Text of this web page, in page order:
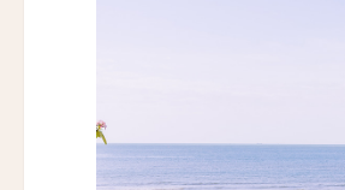
ヴィラ・スパレッティ・トリヴェ
Villa Spalletti Trivelli